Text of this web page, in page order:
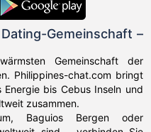
Gemeinschaft –
Gemeinschaft der
Philippines-chat.com bringt
bis Cebus Inseln und
zusammen.
Baguios Bergen oder